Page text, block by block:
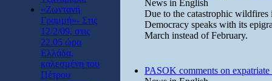
«Ζωντανή
Γραμμή»- Στις
12/2/09, στις
22.05 ώρα
Ελλάδα,
καλεσμένη του
Πέτρου
News in English
Due to the catastrophic
Democracy speaks with its
March instead of February.
PASOK comments on